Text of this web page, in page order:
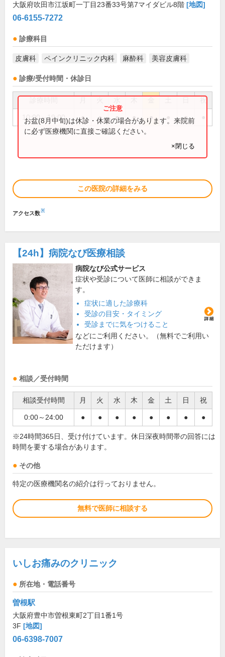
大阪府吹田市江坂町一丁目23番33号第7マイダビル8階 [地図]
06-6155-7272
診療科目
皮膚科 ペインクリニック内科 麻酔科 美容皮膚科
診療/受付時間・休診日
祝
10:00～19:00 ● ● ● ● ● ●
お盆(8月中旬)は休診・休業の場合があります。来院前
に必ず医療機関に直接ご確認ください。
×閉じる
この医院の詳細をみる
アクセス数※
【24h】 病院なび医療相談
病院なび公式サービス
症状や受診について医師に相談ができま
す。
症状に適した診療科
受診の目安・タイミング
受診までに気をつけること
などにご利用ください。（無料でご利用い
ただけます）
相談／受付時間
相談受付時間 月 火 水 木 金 土 日 祝
0:00～24:00 ● ● ● ● ● ● ● ●
※24時間365日、受け付けています。休日深夜時間帯の回答には
時間を要する場合があります。
その他
特定の医療機関名の紹介は行っておりません。
無料で医師に相談する
いしお痛みのクリニック
所在地・電話番号
曽根駅
大阪府豊中市曽根東町2丁目1番1号
3F [地図]
06-6398-7007